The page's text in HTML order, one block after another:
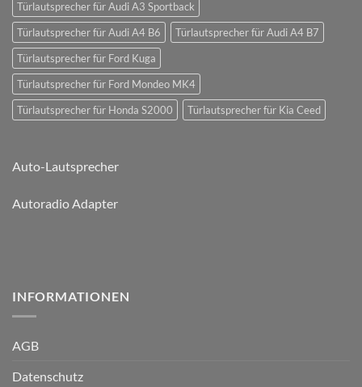
Türlautsprecher für Audi A3 Sportback
Türlautsprecher für Audi A4 B6
Türlautsprecher für Audi A4 B7
Türlautsprecher für Ford Kuga
Türlautsprecher für Ford Mondeo MK4
Türlautsprecher für Honda S2000
Türlautsprecher für Kia Ceed
Auto-Lautsprecher
Autoradio Adapter
INFORMATIONEN
AGB
Datenschutz